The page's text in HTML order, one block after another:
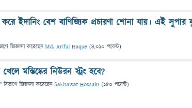
ইদানিং বেশ বাণিজ্যিক প্রচারণা শোনা যায়। এই সুপার
জিজ্ঞাসাকরেছেনMd. Ariful Haque (4,010 পয়েন্ট)
মস্তিষ্কের নিউরন স্ট্রং হবে?
" বিভাগে জিজ্ঞাসাকরেছেনSakhawat Hossain (150 পয়েন্ট)